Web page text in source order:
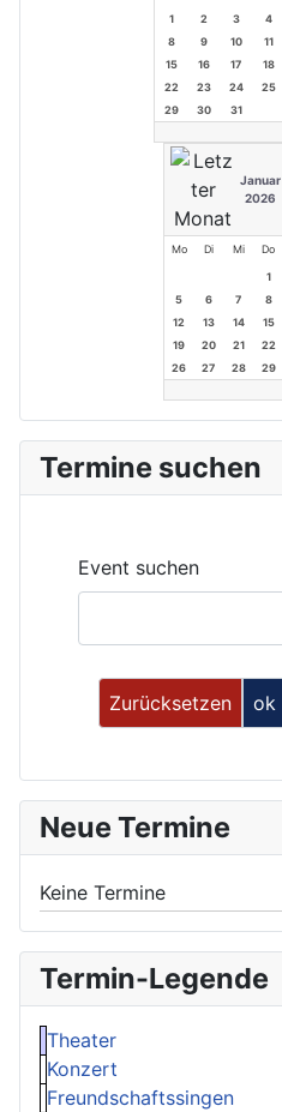
1 2 3 4
8
9 10 11
15
16 17 18
22
23 24 25
29
30 31
Januar
2026
Mo Di Mi Do
1
5
6 7 8
12
13 14 15
19
20 21 22
26
27 28 29
Termine suchen
Event suchen
Neue Termine
Keine Termine
Termin-Legende
Theater
Konzert
Freundschaftssingen